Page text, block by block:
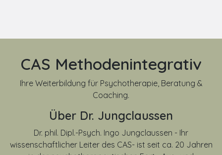
CAS Methodenintegrativ
Ihre Weiterbildung für Psychotherapie, Beratung &
Coaching.
Über Dr. Jungclaussen
Dr. phil. Dipl.-Psych. Ingo Jungclaussen - Ihr
wissenschaftlicher Leiter des CAS- ist seit ca. 20 Jahren